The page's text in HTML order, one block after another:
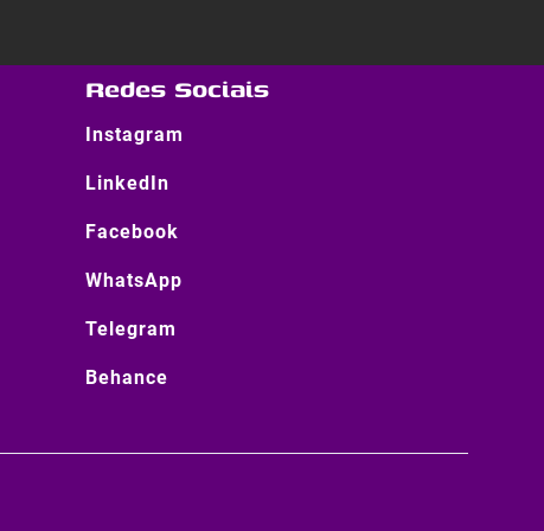
Redes Sociais
Instagram
LinkedIn
Facebook
WhatsApp
Telegram
Behance